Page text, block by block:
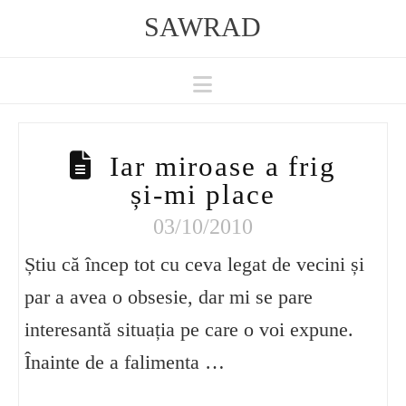
SAWRAD
Navigation
Iar miroase a frig
și-mi place
03/10/2010
Știu că încep tot cu ceva legat de vecini și
par a avea o obsesie, dar mi se pare
interesantă situația pe care o voi expune.
Înainte de a falimenta …